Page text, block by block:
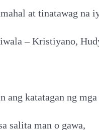
at tinatawag na
– Kristiyano,
ang katatagan ng
salita man o gawa,